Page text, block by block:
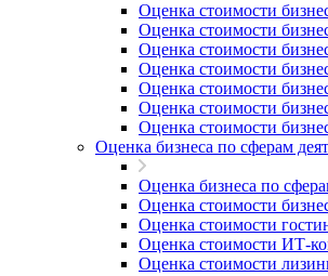
Оценка стоимости
Оценка стоимости
Оценка стоимости
Оценка стоимости
Оценка стоимости
Оценка стоимости
Оценка стоимости
Оценка бизнеса по сферам
Оценка бизнеса по
Оценка стоимости
Оценка стоимости
Оценка стоимости ИТ-
Оценка стоимости